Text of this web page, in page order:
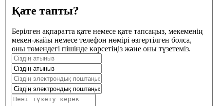
Қате тапты?
Берілген ақпаратта қате немесе қате тапсаңыз, мекеменің
мекен-жайы немесе телефон нөмірі өзгертілген болса,
оны төмендегі пішінде көрсетіңіз және оны түзетеміз.